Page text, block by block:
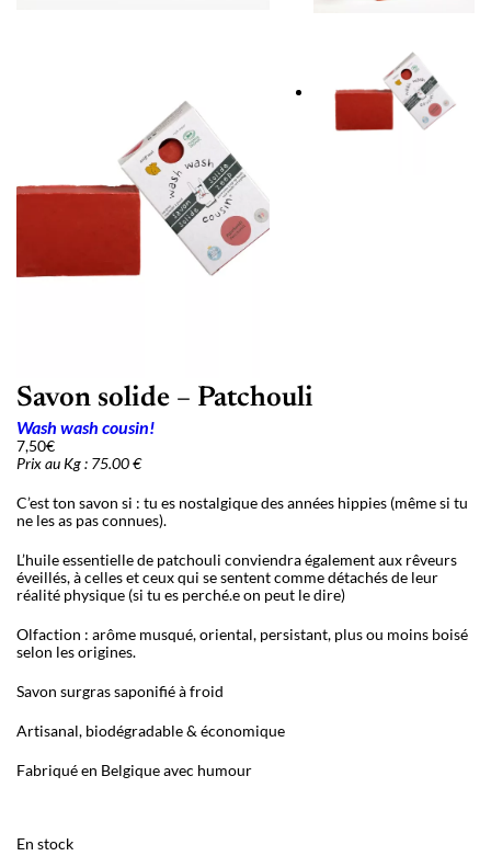
Savon solide – Patchouli
Wash wash cousin!
7,50€
Prix au Kg : 75.00 €
C’est ton savon si : tu es nostalgique des années hippies (même si tu
ne les as pas connues).
L’huile essentielle de patchouli conviendra également aux rêveurs
éveillés, à celles et ceux qui se sentent comme détachés de leur
réalité physique (si tu es perché.e on peut le dire)
Olfaction : arôme musqué, oriental, persistant, plus ou moins boisé
selon les origines.
Savon surgras saponifié à froid
Artisanal, biodégradable & économique
Fabriqué en Belgique avec humour
En stock